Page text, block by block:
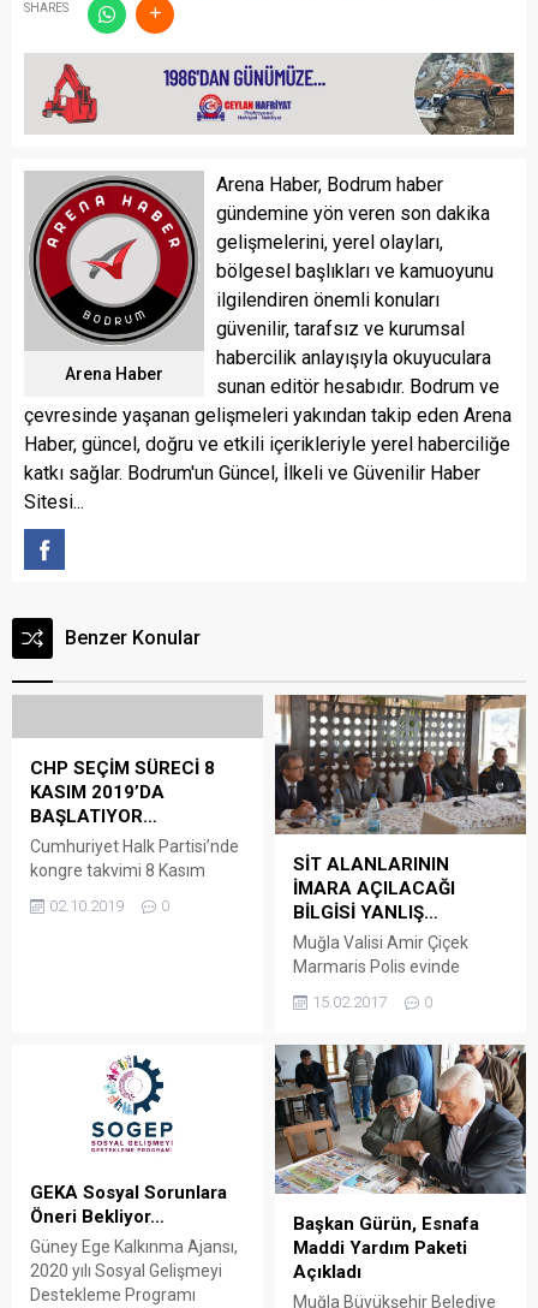
SHARES
Arena Haber
Arena Haber, Bodrum haber
gündemine yön veren son dakika
gelişmelerini, yerel olayları,
bölgesel başlıkları ve kamuoyunu
ilgilendiren önemli konuları
güvenilir, tarafsız ve kurumsal
habercilik anlayışıyla okuyuculara
sunan editör hesabıdır. Bodrum ve
çevresinde yaşanan gelişmeleri yakından takip eden Arena
Haber, güncel, doğru ve etkili içerikleriyle yerel haberciliğe
katkı sağlar. Bodrum'un Güncel, İlkeli ve Güvenilir Haber
Sitesi...
Benzer Konular
CHP SEÇİM SÜRECİ 8
KASIM 2019’DA
BAŞLATIYOR…
Cumhuriyet Halk Partisi’nde
kongre takvimi 8 Kasım
Muğla il başkanlığından
2020 tarihleri arasında ilçe
kongreleri gerçekleştirilecek.
İl kongreleri ise 3 Şubat- 2
Mart 2020 tarihleri arasında
yapılacak....
02.10.2019 0
SİT ALANLARININ
İMARA AÇILACAĞI
BİLGİSİ YANLIŞ…
Muğla Valisi Amir Çiçek
Marmaris Polis evinde
basın mensupları ile bir
Marmaris Kaymakamı
Celalettin Yüksel, İl
Jandarma Komutan Vekili
Albay Cafer Öz, İl Emniyet
Müdür Vekili Adnan Karayel,
Sahil Güvenlik Komutanı
Protokolü ile birlikte
Marmaris basını ile buluştu.
15...
15.02.2017 0
GEKA Sosyal Sorunlara
Öneri Bekliyor…
Güney Ege Kalkınma Ajansı,
2020 yılı Sosyal Gelişmeyi
Destekleme Programı
Başkan Gürün, Esnafa
Maddi Yardım Paketi
Açıkladı
Muğla Büyükşehir Belediye